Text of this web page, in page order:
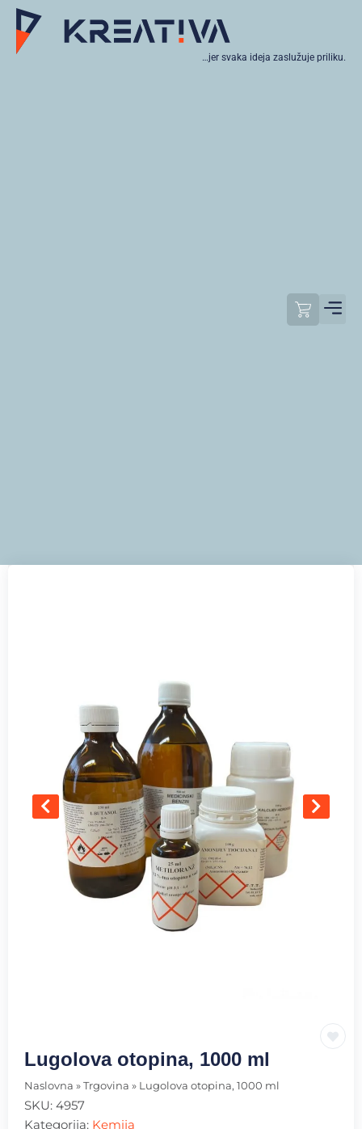
…jer svaka ideja zaslužuje priliku.
Lugolova otopina, 1000 ml
Naslovna » Trgovina » Lugolova otopina, 1000 ml
SKU: 4957
Kategorija: Kemija